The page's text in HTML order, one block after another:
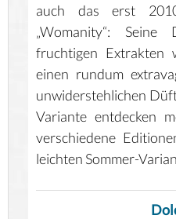
auch das erst
„Womanity“:
fruchtigen Extrakten
einen rundum
unwiderstehlichen
Variante entdecken
verschiedene
leichten Sommer-